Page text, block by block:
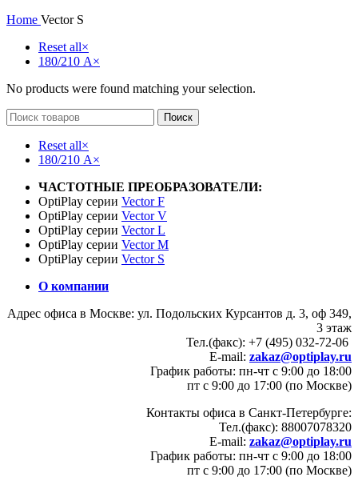
Home Vector S
Reset all×
180/210 А×
No products were found matching your selection.
Поиск
Reset all×
180/210 А×
ЧАСТОТНЫЕ ПРЕОБРАЗОВАТЕЛИ:
OptiPlay серии Vector F
OptiPlay серии Vector V
OptiPlay серии Vector L
OptiPlay серии Vector M
OptiPlay серии Vector S
О компании
Адрес офиса в Москве: ул. Подольских Курсантов д. 3, оф 349,
3 этаж
Тел.(факс): +7 (495) 032-72-06
E-mail: zakaz@optiplay.ru
График работы: пн-чт с 9:00 до 18:00
пт с 9:00 до 17:00 (по Москве)
Контакты офиса в Санкт-Петербурге:
Тел.(факс): 88007078320
E-mail: zakaz@optiplay.ru
График работы: пн-чт с 9:00 до 18:00
пт с 9:00 до 17:00 (по Москве)